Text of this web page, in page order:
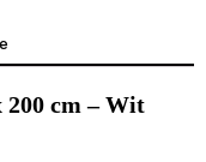
200 cm – Wit